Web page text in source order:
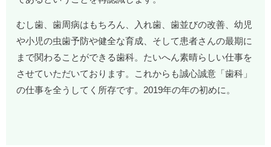
むし歯、歯周病はもちろん、入れ歯、歯並びの改善、幼児
や小児の虫歯予防や健全な育成、そして患者さんの最期に
まで関わることができる歯科。たいへん素晴らしい仕事を
させていただいております。これからも誠心誠意「歯科」
の仕事を全うしてく所存です。2019年の年の初めに。